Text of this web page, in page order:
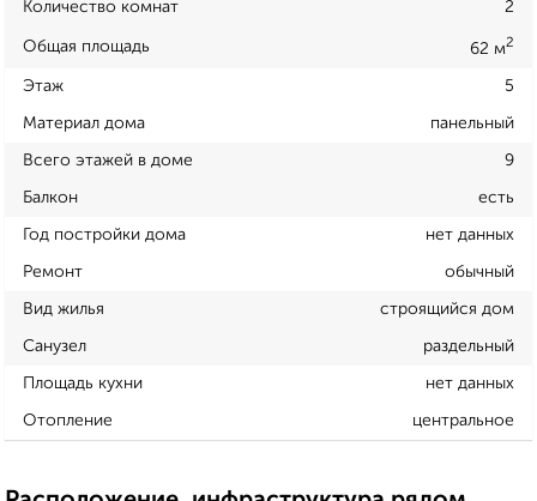
Количество комнат 2
Общая площадь 62 м2
Этаж 5
Материал дома панельный
Всего этажей в доме 9
Балкон есть
Год постройки дома нет данных
Ремонт обычный
Вид жилья строящийся дом
Санузел раздельный
Площадь кухни нет данных
Отопление центральное